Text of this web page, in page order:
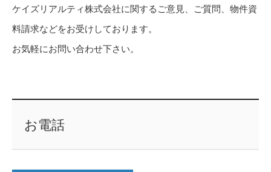
ケイズリアルティ株式会社に関するご意見、ご質問、物件資
料請求などをお受けしております。
お気軽にお問い合わせ下さい。
お電話